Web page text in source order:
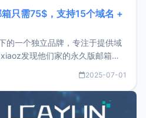
只需75$，支持15个域名 +
的一个独立品牌，专注于提供域
发现他们家的永久版邮箱服
一下 NameCrane。注册
持直接注册，必须要购买
2025-07-01